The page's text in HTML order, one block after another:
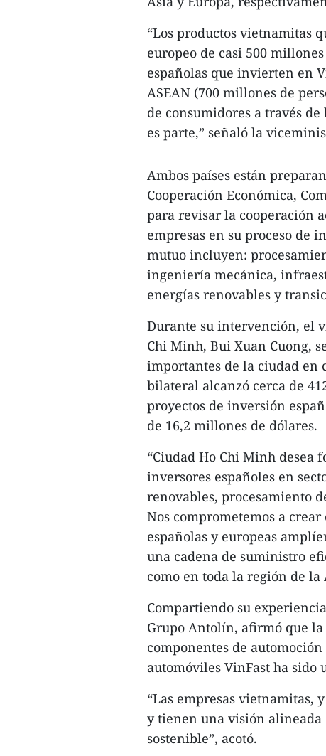
“Los productos vietnamitas
europeo de casi 500
españolas que invierten en
ASEAN (700 millones de
de consumidores a través
es parte,” señaló la
Ambos países están
Cooperación Económica,
para revisar la cooperación
empresas en su proceso de
mutuo incluyen:
ingeniería mecánica,
energías renovables y
Durante su intervención, el
Chi Minh, Bui Xuan Cuong,
importantes de la ciudad en
bilateral alcanzó cerca de
proyectos de inversión
de 16,2 millones de dólares.
“Ciudad Ho Chi Minh desea
inversores españoles en
renovables, procesamiento
Nos comprometemos a
españolas y europeas
una cadena de suministro
como en toda la región de la
Compartiendo su
Grupo Antolín, afirmó que
componentes de
automóviles VinFast ha sido
“Las empresas vietnamitas,
y tienen una visión alineada
sostenible”, acotó.